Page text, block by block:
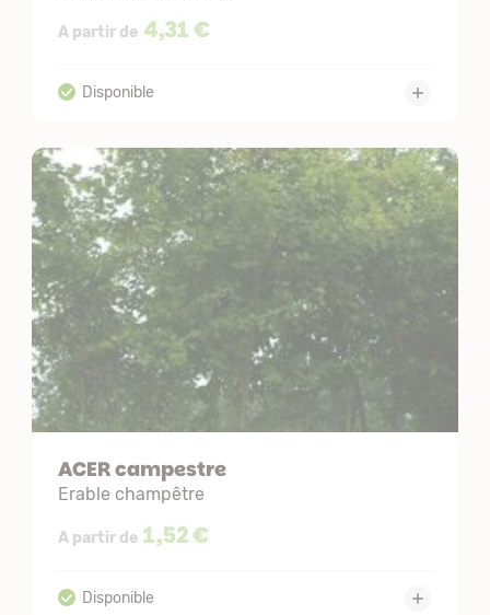
A partir de 4,31 €
ACER campestre
Erable champêtre
A partir de 1,52 €